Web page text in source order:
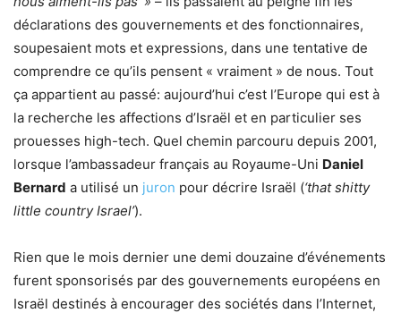
déclarations des gouvernements et des fonctionnaires,
soupesaient mots et expressions, dans une tentative de
comprendre ce qu’ils pensent « vraiment » de nous. Tout
ça appartient au passé: aujourd’hui c’est l’Europe qui est à
la recherche les affections d’Israël et en particulier ses
prouesses high-tech. Quel chemin parcouru depuis 2001,
lorsque l’ambassadeur français au Royaume-Uni Daniel
Bernard a utilisé un juron pour décrire Israël (‘that shitty
little country Israel’).
Rien que le mois dernier une demi douzaine d’événements
furent sponsorisés par des gouvernements européens en
Israël destinés à encourager des sociétés dans l’Internet,